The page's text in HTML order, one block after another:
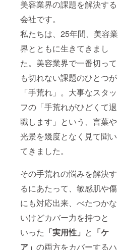
美容業界の課題を解決する
会社です。
私たちは、25年間、美容業
界とともに生きてきまし
た。美容業界で一番切って
も切れない課題のひとつが
「手荒れ」。大事なスタッ
フの「手荒れがひどくて退
職します」という、言葉や
光景を幾度となく見て聞い
てきました。
その手荒れの悩みを解決す
るにあたって、敏感肌や傷
にも対応出来、べたつかな
いけどカバー力を持つと
いった 「実用性」 と 「ケ
ア」 の両方をカバーするハ